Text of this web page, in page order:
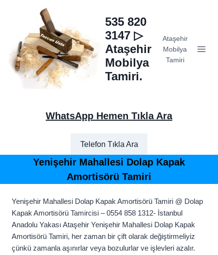
535 820
3147 ▷
Ataşehir
Mobilya
Tamiri.
Ataşehir
Mobilya
Tamiri
WhatsApp Hemen Tıkla Ara
Telefon Tıkla Ara
Yenişehir Mahallesi Dolap Kapak
Amortisörü Tamiri
Yenişehir Mahallesi Dolap Kapak Amortisörü Tamiri @ Dolap
Kapak Amortisörü Tamircisi – 0554 858 1312- İstanbul
Anadolu Yakası Ataşehir Yenişehir Mahallesi Dolap Kapak
Amortisörü Tamiri, her zaman bir çift olarak değiştirmeliyiz
çünkü zamanla aşınırlar veya bozulurlar ve işlevleri azalır.